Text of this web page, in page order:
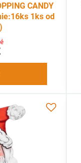
CANDY
1ks od